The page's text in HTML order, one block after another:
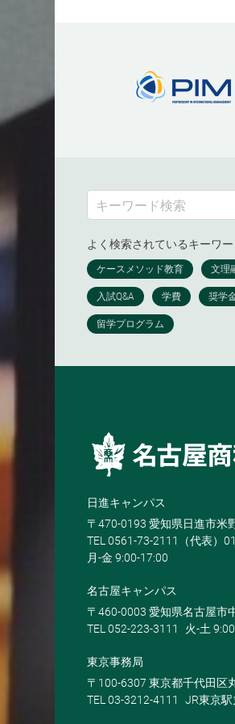
よく検索されているキーワ
日進キャンパス
〒470-0193 愛知県日進市米
TEL 0561-73-2111（代表）
月-金 9:00-17:00
名古屋キャンパス
〒460-0003 愛知県名古屋市
TEL 052-223-3111
火-土
東京事務局
〒100-6307 東京都千代田区
TEL 03-3212-4111
JR東京